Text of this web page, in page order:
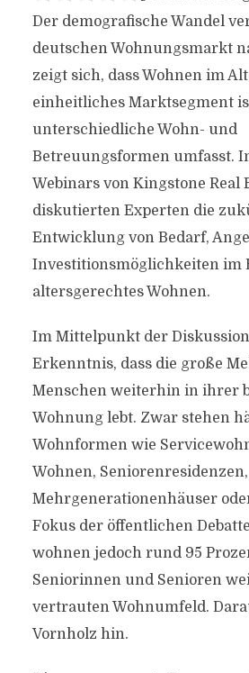
Der demografische Wandel
deutschen Wohnungsmarkt
zeigt sich, dass Wohnen im
einheitliches Marktsegment
unterschiedliche Wohn- und
Betreuungsformen umfasst.
Webinars von Kingstone Real
diskutierten Experten die
Entwicklung von Bedarf,
Investitionsmöglichkeiten im
altersgerechtes Wohnen.
Im Mittelpunkt der
Erkenntnis, dass die große
Menschen weiterhin in ihrer
Wohnung lebt. Zwar stehen
Wohnformen wie
Wohnen, Seniorenresidenzen,
Mehrgenerationenhäuser
Fokus der öffentlichen
wohnen jedoch rund 95
Seniorinnen und Senioren
vertrauten Wohnumfeld.
Vornholz hin.